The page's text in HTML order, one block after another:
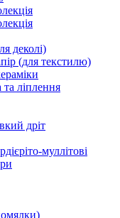
деколі)
(для текстилю)
та ліплення
дріт
муллітові